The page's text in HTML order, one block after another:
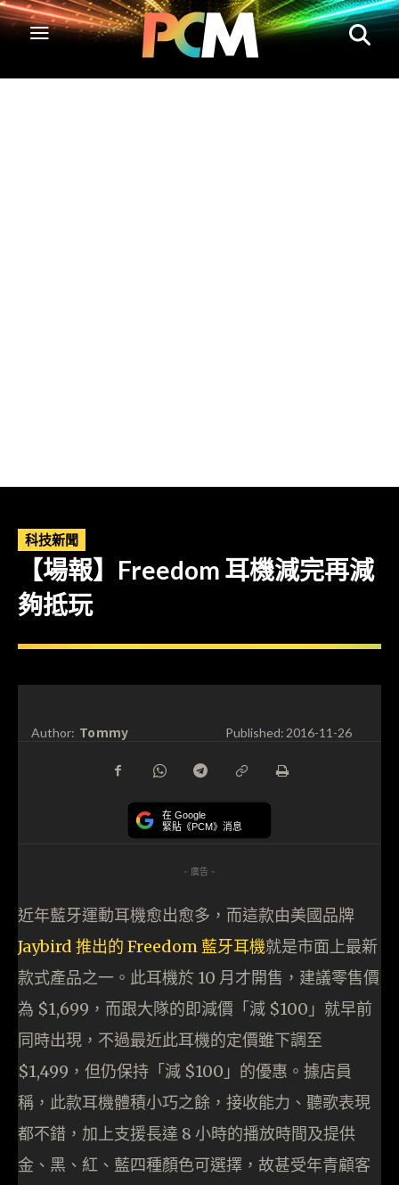
科技新聞
【場報】Freedom 耳機減完再減
夠抵玩
Author: Tommy Published:2016-11-26
在 Google
緊貼《PCM》消息
- 廣告 -
近年藍牙運動耳機愈出愈多，而這款由美國品牌
Jaybird 推出的 Freedom 藍牙耳機就是市面上最新
款式產品之一。此耳機於 10 月才開售，建議零售價
為 $1,699，而跟大隊的即減價「減 $100」就早前
同時出現，不過最近此耳機的定價雖下調至
$1,499，但仍保持「減 $100」的優惠。據店員
稱，此款耳機體積小巧之餘，接收能力、聽歌表現
都不錯，加上支援長達 8 小時的播放時間及提供
金、黑、紅、藍四種顏色可選擇，故甚受年青顧客